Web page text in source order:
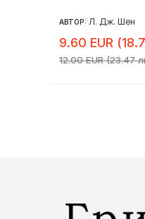
АВТОР: Л. Дж. Шен
9.60 EUR
12.00 EUR (23.47